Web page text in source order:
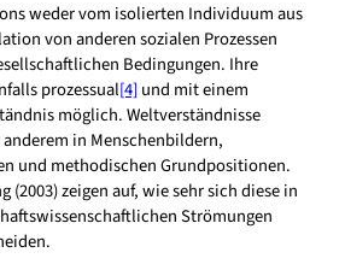
weder vom isolierten Individuum aus
von anderen sozialen Prozessen
Bedingungen. Ihre
prozessual[4] und mit einem
möglich. Weltverständnisse
in Menschenbildern,
und methodischen Grundpositionen.
(2003) zeigen auf, wie sehr sich diese in
Strömungen